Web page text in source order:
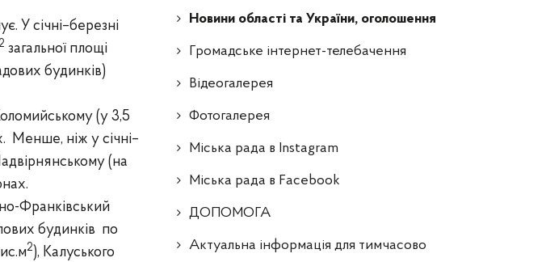
Новини області та України, оголошення
Громадське інтернет-телебачення
Відеогалерея
Фотогалерея
Міська рада в Instagram
Міська рада в Facebook
ДОПОМОГА
Актуальна інформація для тимчасово
У січні–березні
загальної площі
будинків)
(у 3,5
Менше, ніж у січні–
(на
Франківський
будинків по
2 ), Калуського